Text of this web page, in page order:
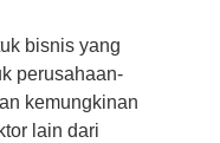
bisnis yang
perusahaan-
kemungkinan
lain dari